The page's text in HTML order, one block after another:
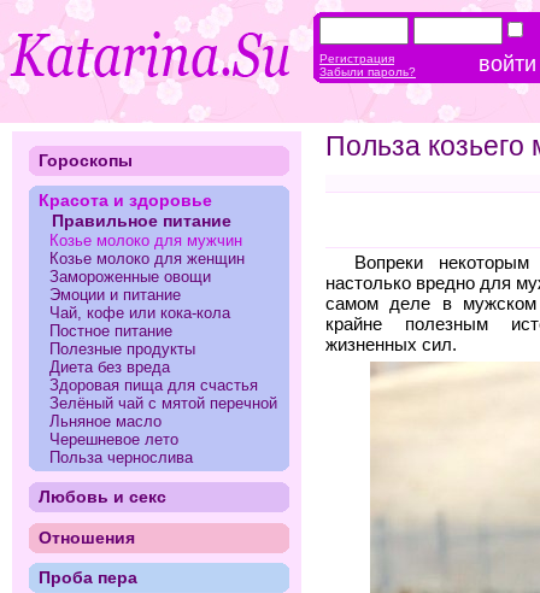
Польза
Вопреки
настолько вредно для
самом деле в мужском
крайне полезным
жизненных сил.
Гороскопы
Красота и здоровье
Правильное питание
Козье молоко для мужчин
Козье молоко для женщин
Замороженные овощи
Эмоции и питание
Чай, кофе или кока-кола
Постное питание
Полезные продукты
Диета без вреда
Здоровая пища для счастья
Зелёный чай с мятой перечной
Льняное масло
Черешневое лето
Польза чернослива
Любовь и секс
Отношения
Проба пера
Регистрация
Забыли пароль?